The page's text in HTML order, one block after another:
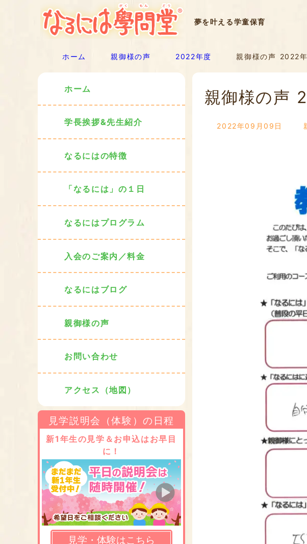
夢を叶える学童保育
ホーム 親御様の声 2022年度 親御様の声 2022
親御様の声
2022年09月09日
ホーム
学長挨拶&先生紹介
なるにはの特徴
「なるには」の１日
なるにはプログラム
入会のご案内／料金
なるにはブログ
親御様の声
お問い合わせ
アクセス（地図）
見学説明会（体験）の日程
新1年生の見学＆お申込はお早目
に！
見学・体験はこちら